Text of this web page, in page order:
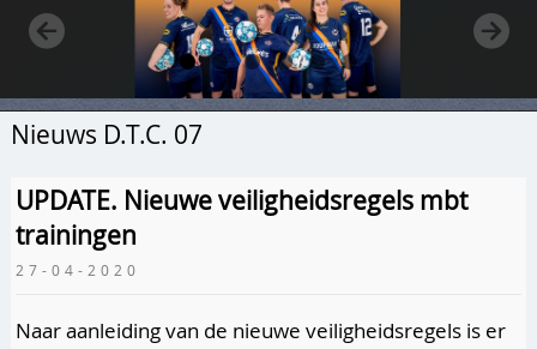
Nieuws D.T.C. 07
UPDATE. Nieuwe veiligheidsregels mbt
trainingen
27-04-2020
Naar aanleiding van de nieuwe veiligheidsregels is er